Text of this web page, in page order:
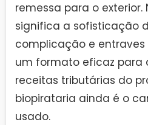
remessa para o exterior.
significa a sofisticação
complicação e
um formato eficaz para
receitas tributárias do
biopirataria ainda é o
usado.